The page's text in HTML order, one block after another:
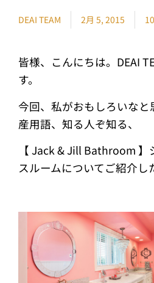
DEAI TEAM 2月 5, 2015
皆様、こんにちは。DEAI
す。
今回、私がおもしろいなと
産用語、知る人ぞ知る、
【 Jack & Jill Bathroom
スルームについてご紹介し